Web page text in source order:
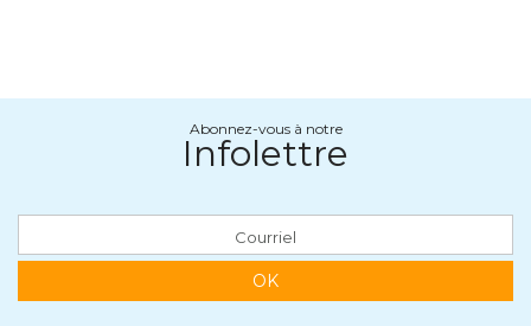
Abonnez-vous à notre
Infolettre
OK